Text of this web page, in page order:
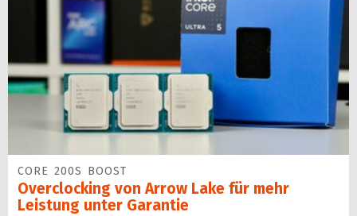
CORE 200S BOOST
Overclocking von Arrow Lake für mehr
Leistung unter Garantie